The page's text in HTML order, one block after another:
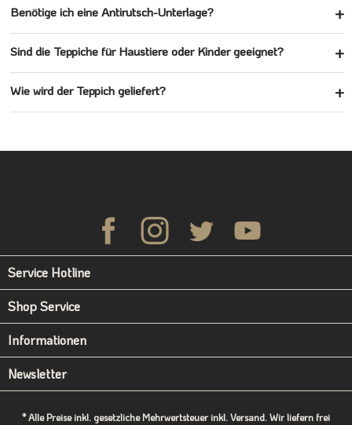
Benötige ich eine Antirutsch-Unterlage?
Sind die Teppiche für Haustiere oder Kinder geeignet?
Wie wird der Teppich geliefert?
Service Hotline
Shop Service
Informationen
Newsletter
* Alle Preise inkl. gesetzliche Mehrwertsteuer inkl. Versand. Wir liefern frei